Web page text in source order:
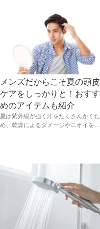
た使い方をしてしまったときだけ。今
回は、薄毛を気にする人にぜひ知って
おいてほしい正しいワックスの使い方
メンズだからこそ夏の頭皮
ケアをしっかりと！おすす
めのアイテムも紹介
夏は紫外線が強く汗をたくさんかくた
め、乾燥によるダメージやニオイを和
ケアできる香りの良いシャンプーとト
リートメントを使って、暑い夏も爽や
かに過ごしましょう。